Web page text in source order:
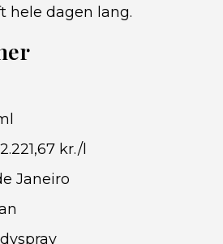
hele dagen lang.
2.221,67 kr./l
Janeiro